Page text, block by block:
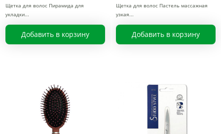
Щетка для волос Пирамида для
укладки
Добавить в корзину
Щетка для волос Пастель массажная
узкая
Добавить в корзину